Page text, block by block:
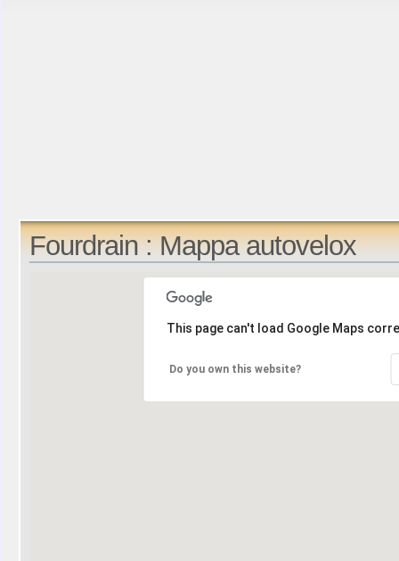
Fourdrain : Mappa autovelox
This page can't load Google Maps
Do you own this website?